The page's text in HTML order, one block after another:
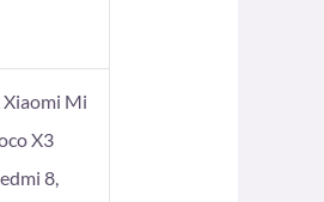
Xiaomi Mi
X3
8,